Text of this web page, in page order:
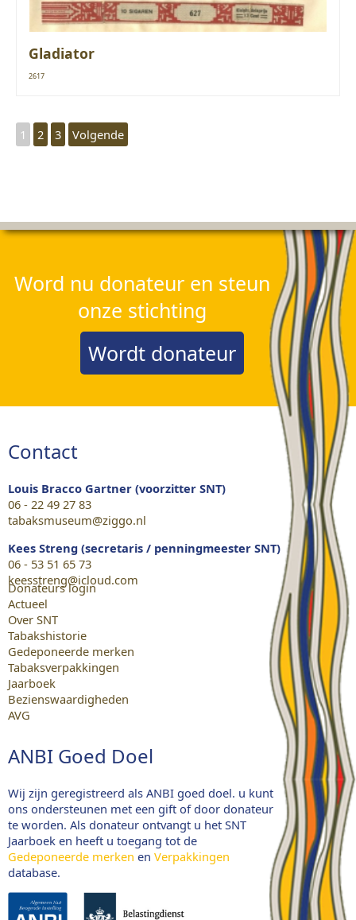
Gladiator
2617
1 2 3 Volgende
Word nu donateur en steun
onze stichting
Wordt donateur
Contact
Louis Bracco Gartner (voorzitter SNT)
06 - 22 49 27 83
tabaksmuseum@ziggo.nl
Kees Streng (secretaris / penningmeester SNT)
06 - 53 51 65 73
keesstreng@icloud.com
Donateurs login
Actueel
Over SNT
Tabakshistorie
Gedeponeerde merken
Tabaksverpakkingen
Jaarboek
Bezienswaardigheden
AVG
ANBI Goed Doel
Wij zijn geregistreerd als ANBI goed doel. u kunt
ons ondersteunen met een gift of door donateur
te worden. Als donateur ontvangt u het SNT
Jaarboek en heeft u toegang tot de
Gedeponeerde merken en Verpakkingen
database.